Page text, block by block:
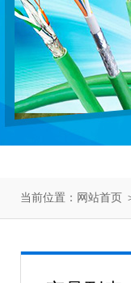
当前位置： 网站首页